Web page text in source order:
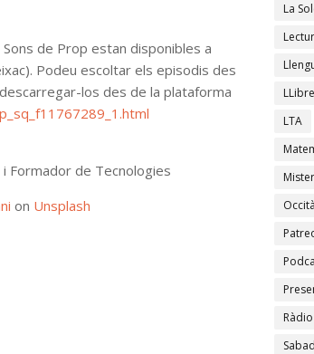
de Prop estan disponibles a
Podeu escoltar els episodis des
los des de la plataforma
Formador de Tecnologies
on Unsplash
La
LTA
Ràdio